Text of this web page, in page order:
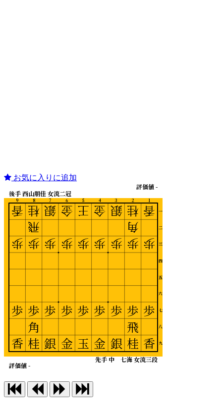
お気に入りに追加
1
2
3
4
5
6
7
8
9
一
二
三
四
五
六
七
八
九
先手 中 七海 女流三段
後手 西山朋佳 女流二冠
評価値 -
評価値 -
香
歩
歩
香
桂
角
歩
歩
飛
桂
銀
歩
歩
銀
金
歩
歩
金
王
歩
歩
玉
金
歩
歩
金
銀
歩
歩
銀
桂
飛
歩
歩
角
桂
香
歩
歩
香